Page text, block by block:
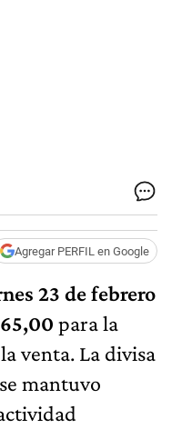
Agregar PERFIL en Google
23 defebrero
para la
venta. La divisa
mantuvo